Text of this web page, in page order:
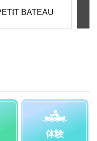
BATEAU
体験